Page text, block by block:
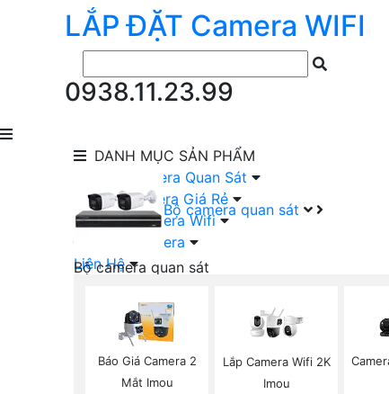
LẮP ĐẶT Camera WIFI
0938.11.23.99
DANH MỤC SẢN PHẨM
Bộ camera quan sát
Bộ camera quan sát
Camera KBVISION Trọn Bộ
Camera DAHUA Trọn Bộ
Camera giá Rẻ Trọn Bộ
Bộ Camera Nên Dùng
lắp Đặt Camera Quan Sát
Lắp Bộ Camera Giá Rẻ
Lắp Đặt Camera Wifi
Đầu Ghi Camera
Liên Hệ
Báo Giá Camera 2
Mắt Imou
Lắp Camera Wifi 2K
Imou